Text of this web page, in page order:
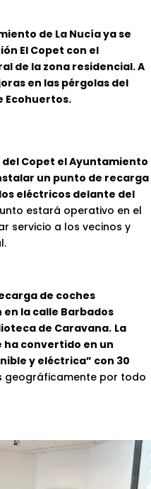
de La Nucía ya se
El Copet con el
de la zona residencial. A
en las pérgolas del
Ecohuertos.
Copet el Ayuntamiento
un punto de recarga
eléctricos delante del
estará operativo en el
servicio a los vecinos y
de coches
la calle Barbados
de Caravana. La
ha convertido en un
y eléctrica” con 30
geográficamente por todo